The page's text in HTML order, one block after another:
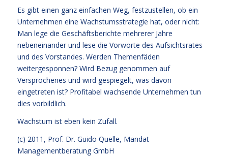
Es gibt einen ganz einfachen Weg, festzustellen, ob ein
Unternehmen eine Wachstumsstrategie hat, oder nicht:
Man lege die Geschäftsberichte mehrerer Jahre
nebeneinander und lese die Vorworte des Aufsichtsrates
und des Vorstandes. Werden Themenfäden
weitergesponnen? Wird Bezug genommen auf
Versprochenes und wird gespiegelt, was davon
eingetreten ist? Profitabel wachsende Unternehmen tun
dies vorbildlich.
Wachstum ist eben kein Zufall.
(c) 2011, Prof. Dr. Guido Quelle, Mandat
Managementberatung GmbH